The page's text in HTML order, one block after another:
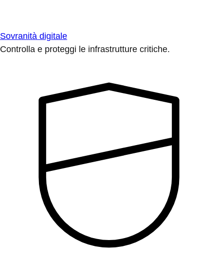
Sovranità digitale
Controlla e proteggi le infrastrutture critiche.